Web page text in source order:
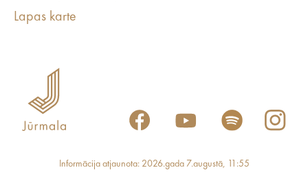
Lapas karte
Informācija atjaunota: 2026.gada 7.augustā, 11:55